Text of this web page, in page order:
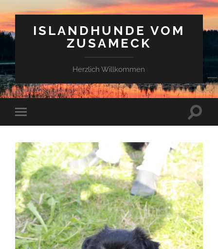
ISLANDHUNDE VOM
ZUSAMECK
Herzlich Willkommen
Mobile-
Menü